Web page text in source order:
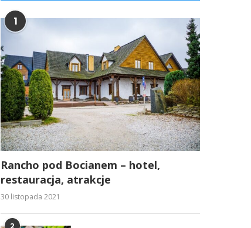
1
Rancho pod Bocianem – hotel,
restauracja, atrakcje
30 listopada 2021
2